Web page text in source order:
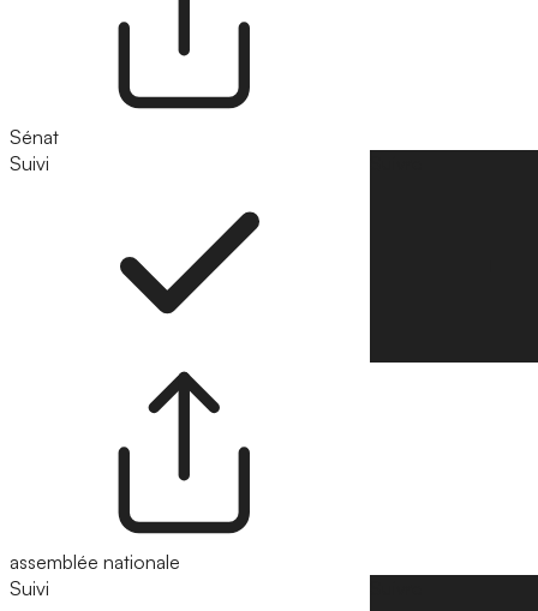
Sénat
Suivi
assemblée nationale
Suivi